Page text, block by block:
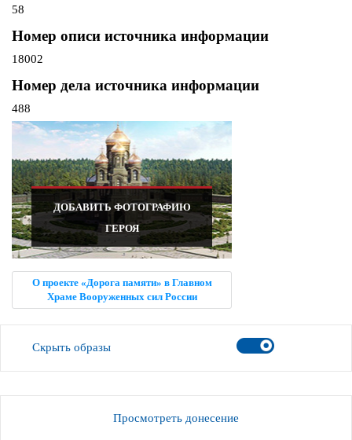
58
Номер описи источника информации
18002
Номер дела источника информации
488
ДОБАВИТЬ ФОТОГРАФИЮ
ГЕРОЯ
О проекте «Дорога памяти» в Главном
Храме Вооруженных сил России
Скрыть образы
Просмотреть донесение